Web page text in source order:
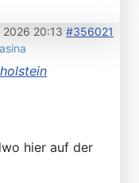
2026 20:13 #356021
hier auf der